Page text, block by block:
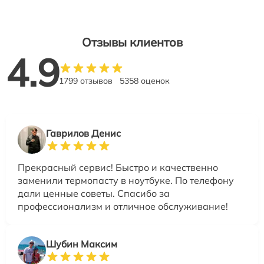
Отзывы клиентов
4.91799 отзывов 5358 оценок
Гаврилов Денис
Прекрасный сервис! Быстро и качественно
заменили термопасту в ноутбуке. По телефону
дали ценные советы. Спасибо за
профессионализм и отличное обслуживание!
Шубин Максим